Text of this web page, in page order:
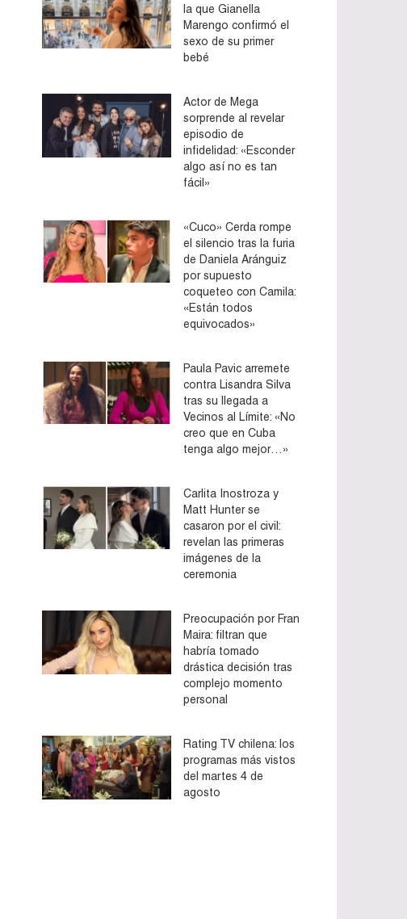
la que Gianella
Marengo confirmó el
sexo de su primer
bebé
Actor de Mega
sorprende al revelar
episodio de
infidelidad: «Esconder
algo así no es tan
fácil»
«Cuco» Cerda rompe
el silencio tras la furia
de Daniela Aránguiz
por supuesto
coqueteo con Camila:
«Están todos
equivocados»
Paula Pavic arremete
contra Lisandra Silva
tras su llegada a
Vecinos al Límite: «No
creo que en Cuba
tenga algo mejor…»
Carlita Inostroza y
Matt Hunter se
casaron por el civil:
revelan las primeras
imágenes de la
ceremonia
Preocupación por Fran
Maira: filtran que
habría tomado
drástica decisión tras
complejo momento
personal
Rating TV chilena: los
programas más vistos
del martes 4 de
agosto